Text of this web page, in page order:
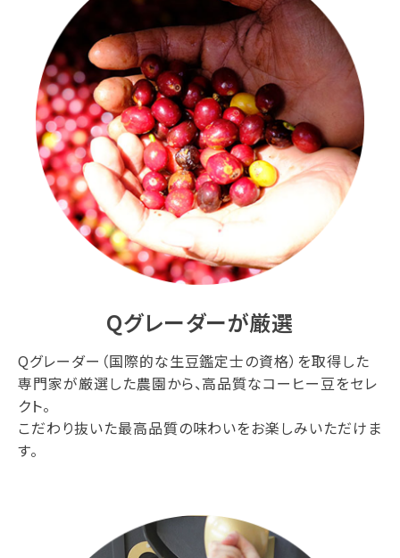
Qグレーダーが厳選
Qグレーダー（国際的な生豆鑑定士の資格）を取得した
専門家が厳選した農園から、高品質なコーヒー豆をセレ
クト。
こだわり抜いた最高品質の味わいをお楽しみいただけま
す。